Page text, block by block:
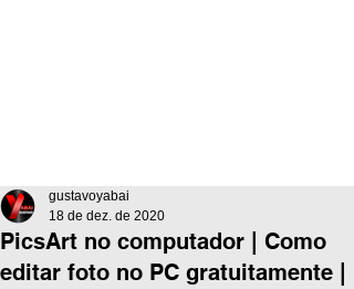
PicsArt no computador | Como
editar foto no PC gratuitamente |
gustavoyabai
18 de dez. de 2020